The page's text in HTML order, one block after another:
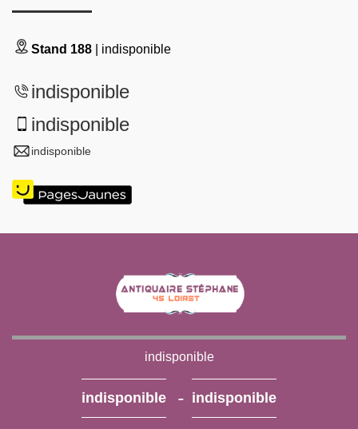
Stand 188 | indisponible
indisponible
indisponible
indisponible
indisponible
indisponible - indisponible